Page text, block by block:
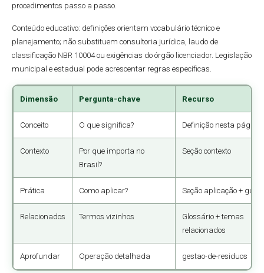
procedimentos passo a passo.
Conteúdo educativo: definições orientam vocabulário técnico e
planejamento; não substituem consultoria jurídica, laudo de
classificação NBR 10004 ou exigências do órgão licenciador. Legislação
municipal e estadual pode acrescentar regras específicas.
Dimensão Pergunta-chave Recurso
Conceito O que significa? Definição nesta página
Contexto
Por que importa no
Brasil?
Seção contexto
Prática Como aplicar? Seção aplicação + guia
Relacionados Termos vizinhos
Glossário + temas
relacionados
Aprofundar Operação detalhada gestao-de-residuos